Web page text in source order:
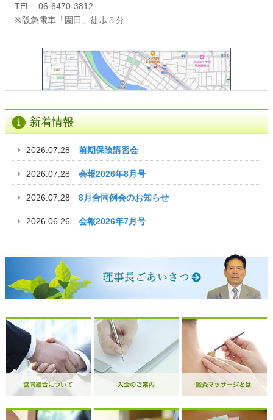
TEL 06-6470-3812
※阪急電車「園田」徒歩５分
新着情報
2026.07.28 前期保険講習会
2026.07.28 会報2026年8月号
2026.07.28 8月合同例会のお知らせ
2026.06.26 会報2026年7月号
2026.05.26
2026.05.26 6月合同例会のお知らせ
2026.04.28 5月合同例会のお知らせ
2026.04.28 会報2026年5月号
2026.04.20 学術研修会